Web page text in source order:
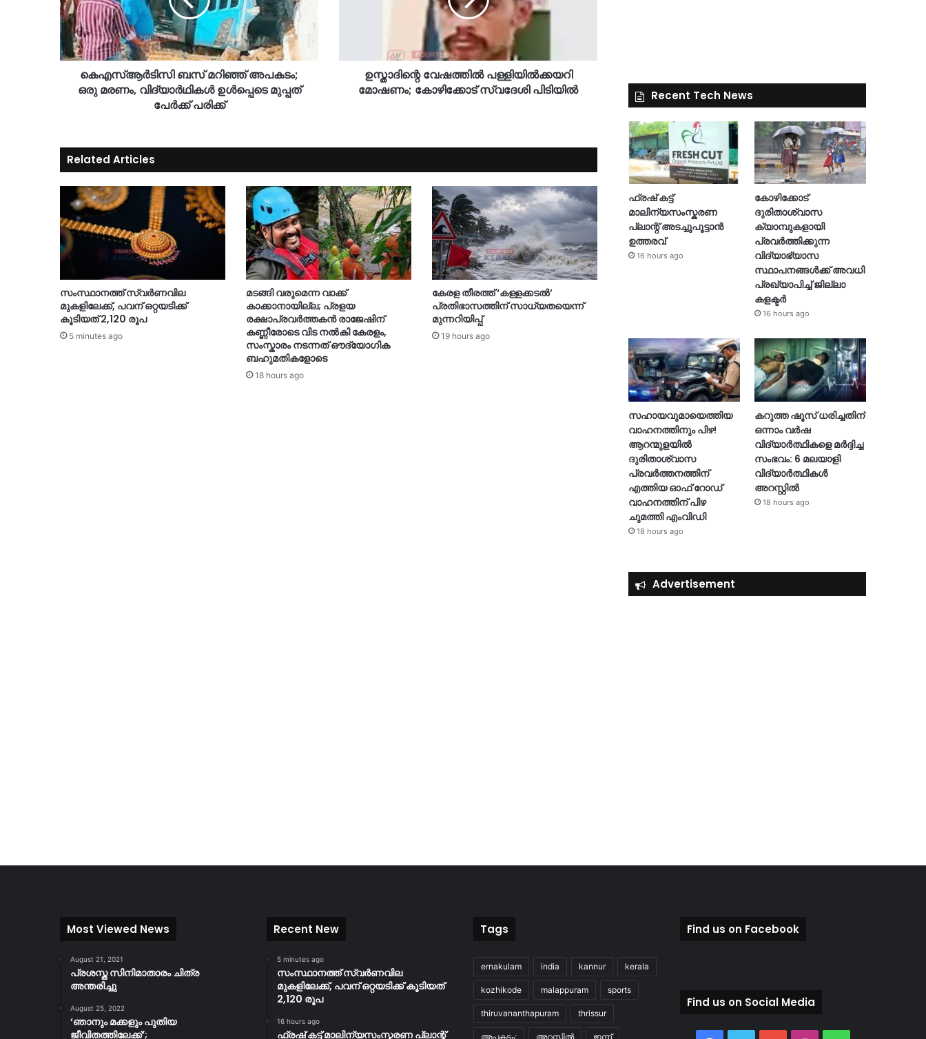
കെഎസ്ആര്‍ടിസി ബസ് മറിഞ്ഞ് അപകടം;
ഒരു മരണം, വിദ്യാർഥികൾ ഉൾപ്പെടെ മുപ്പത്
പേർക്ക് പരിക്ക്
ഉസ്താദിന്റെ വേഷത്തിൽ പള്ളിയിൽക്കയറി
മോഷണം; കോഴിക്കോട് സ്വദേശി പിടിയിൽ
Related Articles
സംസ്ഥാനത്ത് സ്വർണവില
മുകളിലേക്ക്, പവന് ഒറ്റയടിക്ക്
കൂടിയത് 2,120 രൂപ
5 minutes ago
മടങ്ങി വരുമെന്ന വാക്ക്
കാക്കാനായില്ല; പ്രളയ
രക്ഷാപ്രവർത്തകൻ രാജേഷിന്
കണ്ണീരോടെ വിട നൽകി കേരളം,
സംസ്കാരം നടന്നത് ഔദ്യോ​ഗിക
ബഹുമതികളോടെ
18 hours ago
കേരള തീരത്ത് ‘കള്ളക്കടൽ’
പ്രതിഭാസത്തിന് സാധ്യതയെന്ന്
മുന്നറിയിപ്പ്
19 hours ago
Recent Tech News
ഫ്രഷ് കട്ട്
മാലിന്യസംസ്കരണ
പ്ലാന്റ് അടച്ചുപൂട്ടാൻ
ഉത്തരവ്
16 hours ago
കോഴിക്കോട്
ദുരിതാശ്വാസ
ക്യാമ്പുകളായി
പ്രവര്‍ത്തിക്കുന്ന
വിദ്യാഭ്യാസ
സ്ഥാപനങ്ങള്‍ക്ക് അവധി
പ്രഖ്യാപിച്ച് ജില്ലാ
കളക്ടർ
16 hours ago
സഹായവുമായെത്തിയ
വാഹനത്തിനും പിഴ!
ആറന്മുളയില്‍
ദുരിതാശ്വാസ
പ്രവര്‍ത്തനത്തിന്
എത്തിയ ഓഫ് റോഡ്
വാഹനത്തിന് പിഴ
ചുമത്തി എംവിഡി
18 hours ago
കറുത്ത ഷൂസ് ധരിച്ചതിന്
ഒന്നാം വർഷ
വിദ്യാർത്ഥികളെ മർദ്ദിച്ച
സംഭവം: 6 മലയാളി
വിദ്യാർത്ഥികൾ
അറസ്റ്റിൽ
18 hours ago
Advertisement
Most Viewed News
August 21, 2021
പ്രശസ്ത സിനിമാതാരം ചിത്ര
അന്തരിച്ചു
August 25, 2022
‘ഞാനും മക്കളും പുതിയ
ജീവിതത്തിലേക്ക്’;
Recent New
5 minutes ago
സംസ്ഥാനത്ത് സ്വർണവില
മുകളിലേക്ക്, പവന് ഒറ്റയടിക്ക് കൂടിയത്
2,120 രൂപ
16 hours ago
ഫ്രഷ് കട്ട് മാലിന്യസംസ്കരണ പ്ലാന്റ്
Tags
ernakulam india kannur kerala
kozhikode malappuram sports
thiruvananthapuram thrissur
അപകടം; അറസ്റ്റിൽ ഇന്ന്
Find us on Facebook
Find us on Social Media